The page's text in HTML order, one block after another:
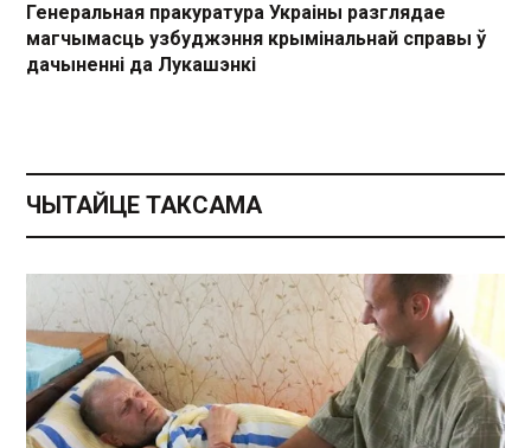
Генеральная пракуратура Украіны разглядае
магчымасць узбуджэння крымінальнай справы ў
дачыненні да Лукашэнкі
ЧЫТАЙЦЕ ТАКСАМА